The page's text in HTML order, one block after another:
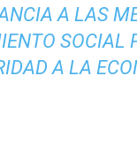
A LAS
SOCIAL
A LA